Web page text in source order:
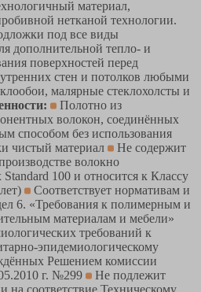
материал,
нетканой технологии.
под все виды
дополнительной тепло- и
поверхностей перед
стен и потолков любыми
малярные стеклохолсты и
Полотно из
волокон, соединённых
способом без использования
чистый материал
Не содержит
волокно
100 и относится к Классу
Соответствует нормативам и
6. «Требования к полимерным и
материалам и мебели»
требований к
эпидемиологическому
Решением комиссии
г. №299
Не подлежит
на соответствие Техническому